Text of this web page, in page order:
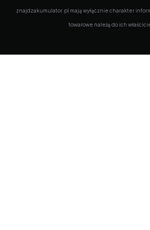
znajdzakumulator.pl mają wyłącznie charakter
towarowe należą do ich